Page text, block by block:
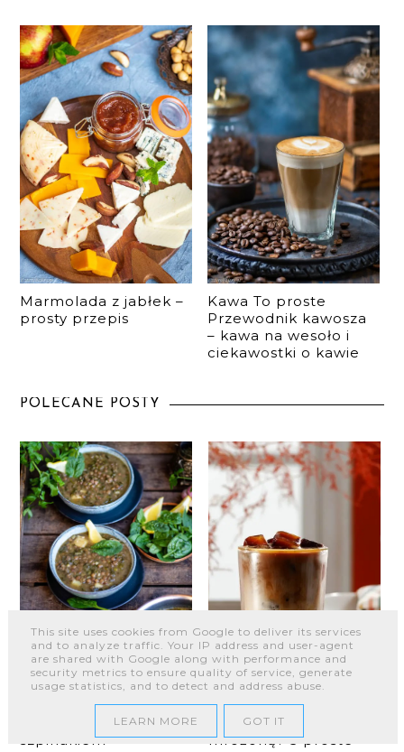
Marmolada z jabłek –
prosty przepis
Kawa To proste
Przewodnik kawosza
– kawa na wesoło i
ciekawostki o kawie
POLECANE POSTY
Zupa z soczewicy ze
szpinakiem
Jak zrobić kawę
mrożoną? 3 proste
This site uses cookies from Google to deliver its services
and to analyze traffic. Your IP address and user-agent
are shared with Google along with performance and
security metrics to ensure quality of service, generate
usage statistics, and to detect and address abuse.
LEARN MORE GOT IT